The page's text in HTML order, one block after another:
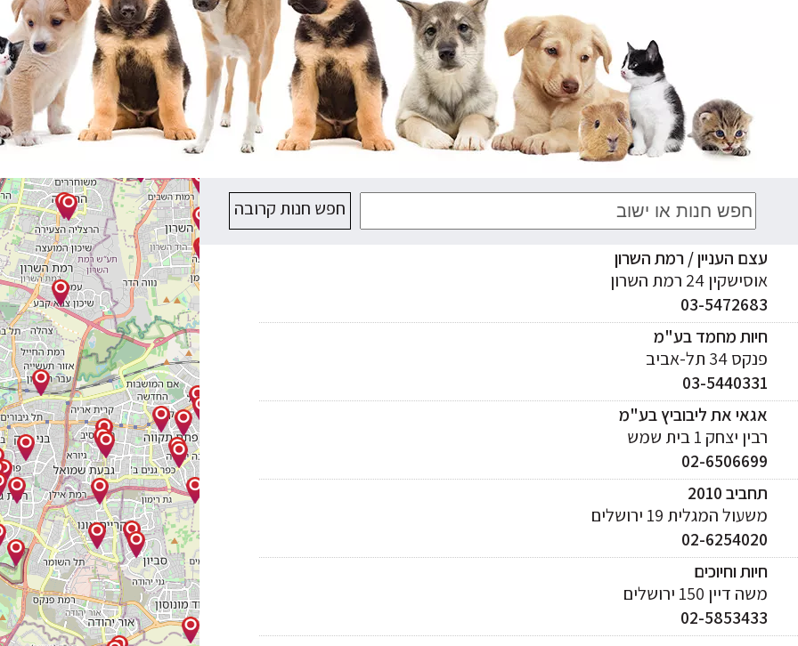
חפש חנות קרובה
עצם העניין / רמת השרון
אוסישקין 24 רמת השרון
03-5472683
חיות מחמד בע"מ
פנקס 34 תל-אביב
03-5440331
אגאי את ליבוביץ בע"מ
רבין יצחק 1 בית שמש
02-6506699
תחביב 2010
משעול המגלית 19 ירושלים
02-6254020
חיות וחיוכים
משה דיין 150 ירושלים
02-5853433